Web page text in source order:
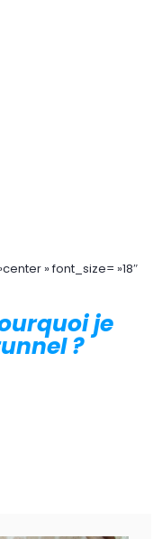
» font_size= »18″
je
?